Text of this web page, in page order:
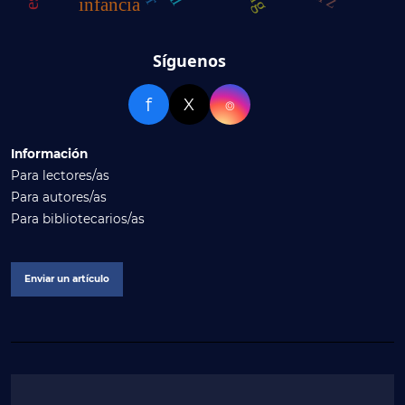
infancia
Síguenos
f X ⌾
Información
Para lectores/as
Para autores/as
Para bibliotecarios/as
Enviar un artículo